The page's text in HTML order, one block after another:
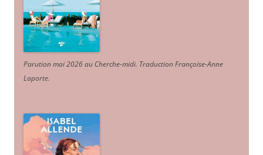
Parution mai 2026 au Cherche-midi. Traduction Françoise-Anne
Laporte.